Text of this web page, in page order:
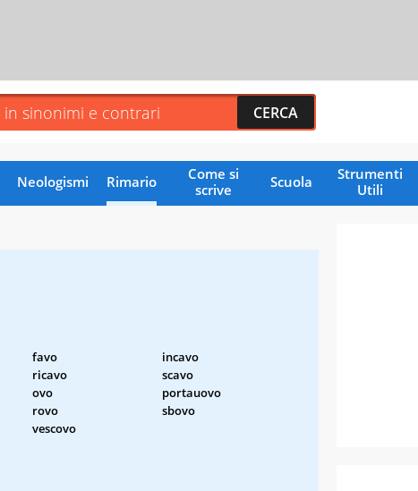
Neologismi Rimario
Come si
scrive
Scuola
Strumenti
Utili
favo
incavo
ricavo
scavo
ovo
portauovo
rovo
sbovo
vescovo